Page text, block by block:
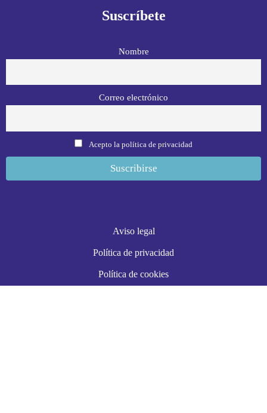
Suscríbete
Nombre
Correo electrónico
Acepto la política de privacidad
Aviso legal
Política de privacidad
Política de cookies